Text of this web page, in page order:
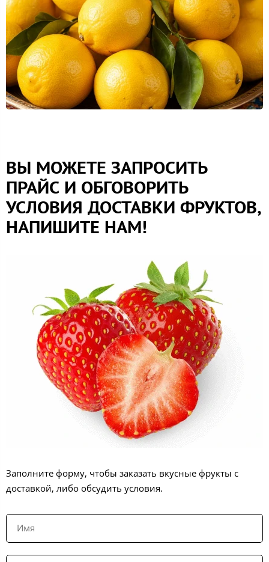
ВЫ МОЖЕТЕ ЗАПРОСИТЬ
ПРАЙС И ОБГОВОРИТЬ
УСЛОВИЯ ДОСТАВКИ ФРУКТОВ,
НАПИШИТЕ НАМ!
Заполните форму, чтобы заказать вкусные фрукты с
доставкой, либо обсудить условия.